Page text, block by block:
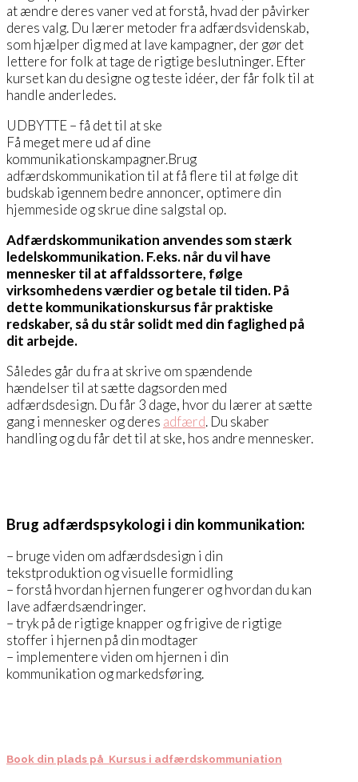
at ændre deres vaner ved at forstå, hvad der påvirker
deres valg. Du lærer metoder fra adfærdsvidenskab,
som hjælper dig med at lave kampagner, der gør det
lettere for folk at tage de rigtige beslutninger. Efter
kurset kan du designe og teste idéer, der får folk til at
handle anderledes.
UDBYTTE – få det til at ske
Få meget mere ud af dine
kommunikationskampagner.Brug
adfærdskommunikation til at få flere til at følge dit
budskab igennem bedre annoncer, optimere din
hjemmeside og skrue dine salgstal op.
Adfærdskommunikation anvendes som stærk
ledelskommunikation. F.eks. når du vil have
mennesker til at affaldssortere, følge
virksomhedens værdier og betale til tiden. På
dette kommunikationskursus får praktiske
redskaber, så du står solidt med din faglighed på
dit arbejde.
Således går du fra at skrive om spændende
hændelser til at sætte dagsorden med
adfærdsdesign. Du får 3 dage, hvor du lærer at sætte
gang i mennesker og deres adfærd. Du skaber
handling og du får det til at ske, hos andre mennesker.
Brug adfærdspsykologi i din kommunikation:
– bruge viden om adfærdsdesign i din
tekstproduktion og visuelle formidling
– forstå hvordan hjernen fungerer og hvordan du kan
lave adfærdsændringer.
– tryk på de rigtige knapper og frigive de rigtige
stoffer i hjernen på din modtager
– implementere viden om hjernen i din
kommunikation og markedsføring.
Book din plads på Kursus i adfærdskommuniation